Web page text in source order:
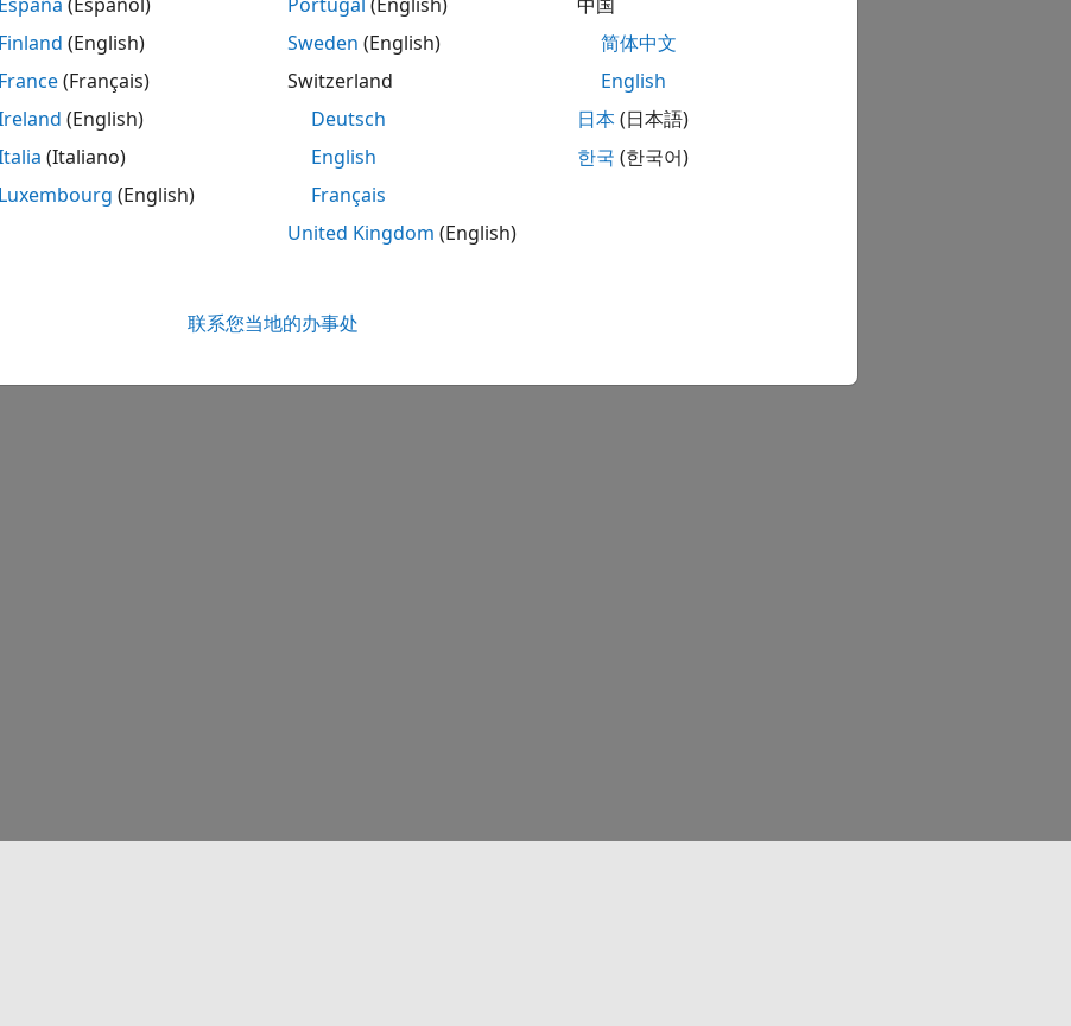
Finland (English)
France(Français)
(English)
(Italiano)
Luxembourg (English)
Sweden (English)
Switzerland
Deutsch
English
Français
United Kingdom (English)
简体中文
English
日本(日本語)
한국 (한국어)
联系您当地的办事处